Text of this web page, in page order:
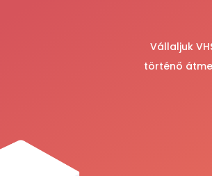
Vállaljuk
történő